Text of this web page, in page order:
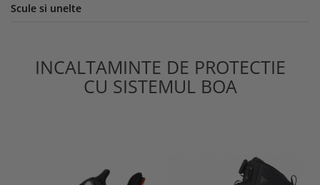
Scule si unelte
INCALTAMINTE DE PROTECTIE
CU SISTEMUL BOA